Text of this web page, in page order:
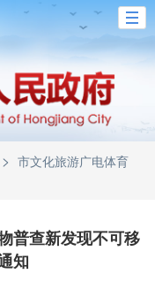
> 市文化旅游广电体育
普查新发现不可移
知